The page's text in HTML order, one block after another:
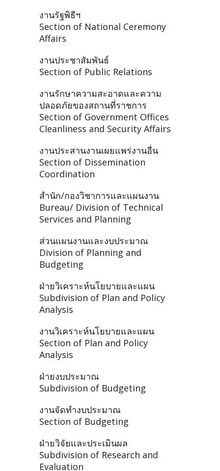
งานรัฐพิธีฯ
Section of National Ceremony
Affairs
งานประชาสัมพันธ์
Section of Public Relations
งานรักษาความสะอาดและความ
ปลอดภัยของสถานที่ราชการ
Section of Government Offices
Cleanliness and Security Affairs
งานประสานงานเผยแพร่งานอื่น
Section of Dissemination
Coordination
สำนัก/กองวิชาการและแผนงาน
Bureau/ Division of Technical
Services and Planning
ส่วนแผนงานและงบประมาณ
Division of Planning and
Budgeting
ฝ่ายวิเคราะห์นโยบายและแผน
Subdivision of Plan and Policy
Analysis
งานวิเคราะห์นโยบายและแผน
Section of Plan and Policy
Analysis
ฝ่ายงบประมาณ
Subdivision of Budgeting
งานจัดทำงบประมาณ
Section of Budgeting
ฝ่ายวิจัยและประเมินผล
Subdivision of Research and
Evaluation